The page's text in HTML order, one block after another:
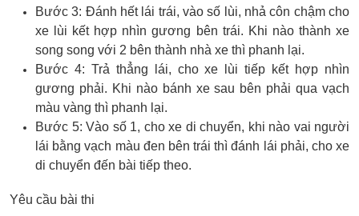
Bước 3: Đánh hết lái trái, vào số lùi, nhả côn chậm cho
xe lùi kết hợp nhìn gương bên trái. Khi nào thành xe
song song với 2 bên thành nhà xe thì phanh lại.
Bước 4: Trả thẳng lái, cho xe lùi tiếp kết hợp nhìn
gương phải. Khi nào bánh xe sau bên phải qua vạch
màu vàng thì phanh lại.
Bước 5: Vào số 1, cho xe di chuyển, khi nào vai người
lái bằng vạch màu đen bên trái thì đánh lái phải, cho xe
di chuyển đến bài tiếp theo.
Yêu cầu bài thi